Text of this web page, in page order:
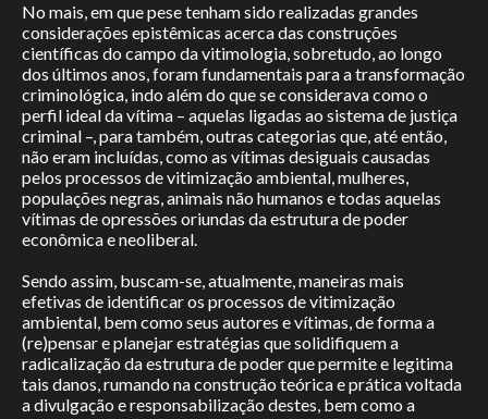
No mais, em que pese tenham sido realizadas grandes
considerações epistêmicas acerca das construções
científicas do campo da vitimologia, sobretudo, ao longo
dos últimos anos, foram fundamentais para a transformação
criminológica, indo além do que se considerava como o
perfil ideal da vítima – aquelas ligadas ao sistema de justiça
criminal –, para também, outras categorias que, até então,
não eram incluídas, como as vítimas desiguais causadas
pelos processos de vitimização ambiental, mulheres,
populações negras, animais não humanos e todas aquelas
vítimas de opressões oriundas da estrutura de poder
econômica e neoliberal.
Sendo assim, buscam-se, atualmente, maneiras mais
efetivas de identificar os processos de vitimização
ambiental, bem como seus autores e vítimas, de forma a
(re)pensar e planejar estratégias que solidifiquem a
radicalização da estrutura de poder que permite e legitima
tais danos, rumando na construção teórica e prática voltada
a divulgação e responsabilização destes, bem como a